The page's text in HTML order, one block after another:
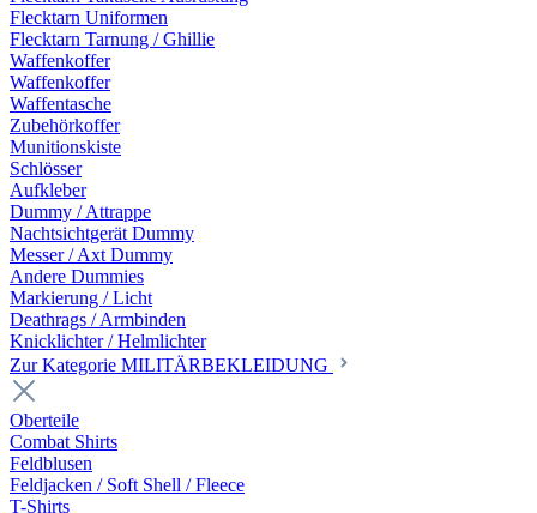
Flecktarn Uniformen
Flecktarn Tarnung / Ghillie
Waffenkoffer
Waffenkoffer
Waffentasche
Zubehörkoffer
Munitionskiste
Schlösser
Aufkleber
Dummy / Attrappe
Nachtsichtgerät Dummy
Messer / Axt Dummy
Andere Dummies
Markierung / Licht
Deathrags / Armbinden
Knicklichter / Helmlichter
Zur Kategorie MILITÄRBEKLEIDUNG
Oberteile
Combat Shirts
Feldblusen
Feldjacken / Soft Shell / Fleece
T-Shirts